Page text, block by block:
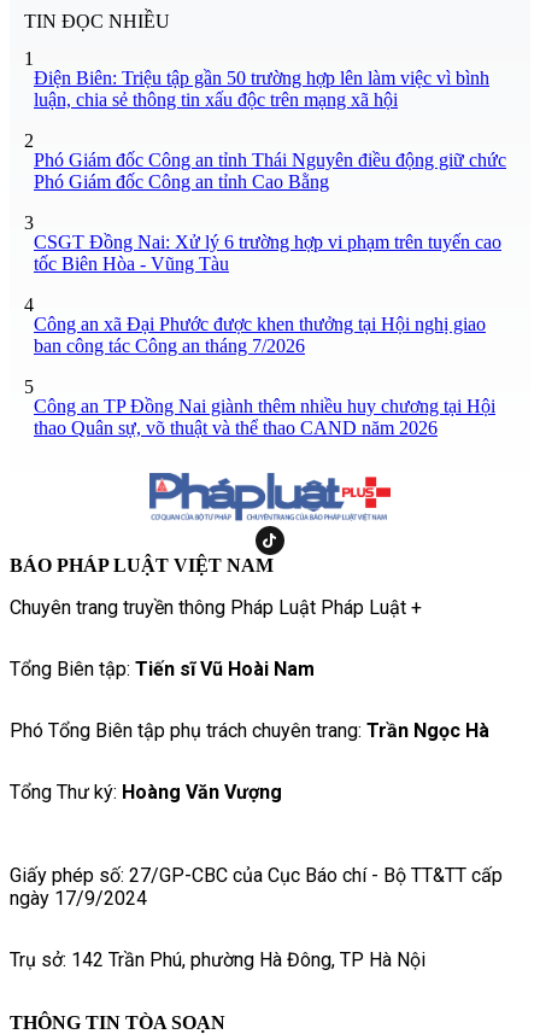
TIN ĐỌC NHIỀU
1
Điện Biên: Triệu tập gần 50 trường hợp lên làm việc vì bình
luận, chia sẻ thông tin xấu độc trên mạng xã hội
2
Phó Giám đốc Công an tỉnh Thái Nguyên điều động giữ chức
Phó Giám đốc Công an tỉnh Cao Bằng
3
CSGT Đồng Nai: Xử lý 6 trường hợp vi phạm trên tuyến cao
tốc Biên Hòa - Vũng Tàu
4
Công an xã Đại Phước được khen thưởng tại Hội nghị giao
ban công tác Công an tháng 7/2026
5
Công an TP Đồng Nai giành thêm nhiều huy chương tại Hội
thao Quân sự, võ thuật và thể thao CAND năm 2026
BÁO PHÁP LUẬT VIỆT NAM
Chuyên trang truyền thông Pháp Luật Pháp Luật +
Tổng Biên tập: Tiến sĩ Vũ Hoài Nam
Phó Tổng Biên tập phụ trách chuyên trang: Trần Ngọc Hà
Tổng Thư ký: Hoàng Văn Vượng
Giấy phép số: 27/GP-CBC của Cục Báo chí - Bộ TT&TT cấp
ngày 17/9/2024
Trụ sở: 142 Trần Phú, phường Hà Đông, TP Hà Nội
THÔNG TIN TÒA SOẠN